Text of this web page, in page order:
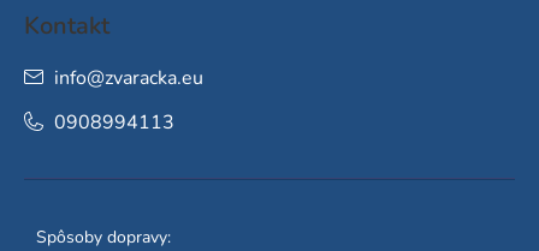
Kontakt
info@zvaracka.eu
0908994113
Spôsoby dopravy: